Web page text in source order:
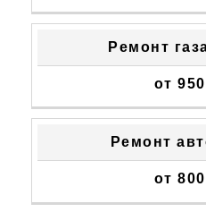
Ремонт
от
Ремонт
от